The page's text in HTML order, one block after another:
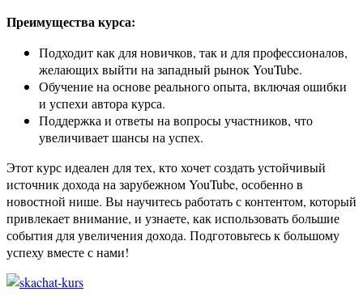
Преимущества курса:
Подходит как для новичков, так и для профессионалов,
желающих выйти на западный рынок YouTube.
Обучение на основе реального опыта, включая ошибки
и успехи автора курса.
Поддержка и ответы на вопросы участников, что
увеличивает шансы на успех.
Этот курс идеален для тех, кто хочет создать устойчивый
источник дохода на зарубежном YouTube, особенно в
новостной нише. Вы научитесь работать с контентом, который
привлекает внимание, и узнаете, как использовать большие
события для увеличения дохода. Подготовьтесь к большому
успеху вместе с нами!